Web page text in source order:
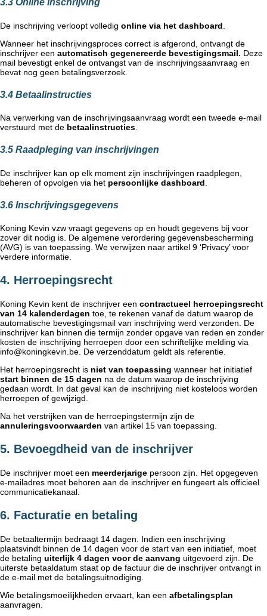
3.3 Online inschrijving
De inschrijving verloopt volledig online via het dashboard
Wanneer het inschrijvingsproces correct is afgerond, ontvangt de
inschrijver een automatisch gegenereerde bevestigingsmail. Deze
mail bevestigt enkel de ontvangst van de inschrijvingsaanvraag en
bevat nog geen betalingsverzoek.
3.4 Betaalinstructies
Na verwerking van de inschrijvingsaanvraag wordt een tweede e-mail
verstuurd met de betaalinstructies
3.5 Raadpleging van inschrijvingen
De inschrijver kan op elk moment zijn inschrijvingen raadplegen,
beheren of opvolgen via het persoonlijke dashboard
3.6 Inschrijvingsgegevens
Koning Kevin vzw vraagt gegevens op en houdt gegevens bij voor
zover dit nodig is. De algemene verordering gegevensbescherming
(AVG) is van toepassing. We verwijzen naar artikel 9 ‘Privacy’ voor
verdere informatie.
4. Herroepingsrecht
Koning Kevin kent de inschrijver een contractueel herroepingsrecht
van 14 kalenderdagen toe, te rekenen vanaf de datum waarop de
automatische bevestigingsmail van inschrijving werd verzonden. De
inschrijver kan binnen die termijn zonder opgave van reden en zonder
kosten de inschrijving herroepen door een schriftelijke melding via
info@koningkevin.be . De verzenddatum geldt als referentie.
Het herroepingsrecht is niet van toepassing wanneer het initiatief
start binnen de 15 dagen na de datum waarop de inschrijving
gedaan wordt. In dat geval kan de inschrijving niet kosteloos worden
herroepen of gewijzigd.
Na het verstrijken van de herroepingstermijn zijn de
annuleringsvoorwaarden van artikel 15 van toepassing.
5. Bevoegdheid van de inschrijver
De inschrijver moet een meerderjarige persoon zijn. Het opgegeven
e-mailadres moet behoren aan de inschrijver en fungeert als officieel
communicatiekanaal.
6. Facturatie en betaling
De betaaltermijn bedraagt 14 dagen. Indien een inschrijving
plaatsvindt binnen de 14 dagen voor de start van een initiatief, moet
de betaling uiterlijk 4 dagen voor de aanvang uitgevoerd zijn. De
uiterste betaaldatum staat op de factuur die de inschrijver ontvangt in
de e-mail met de betalingsuitnodiging.
Wie betalingsmoeilijkheden ervaart, kan een afbetalingsplan
aanvragen.